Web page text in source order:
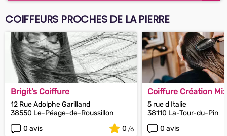
COIFFEURS PROCHES DE LA PIERRE
Brigit's Coiffure
12 Rue Adolphe Garilland
38550 Le-Péage-de-Roussillon
0 avis
0
Coiffure Création
5 rue d Italie
38110 La-Tour-du-Pin
0 avis